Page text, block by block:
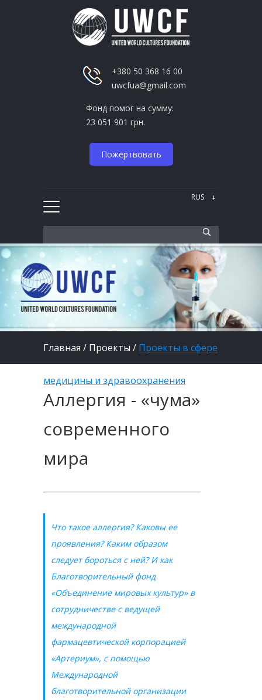
+380 50 368 16 00
uwcfua@gmail.com
Фонд помог на сумму:
23 051 901 грн.
Пожертвовать
Главная / Проекты / Проекты в сфере
медицины и здравоохранения
Аллергия - «чума»
современного
мира
Что такое аллергия? Каковы ее
проявления? Каким образом
следует бороться с ней? И как
Благотворительный фонд
«Объединение мировых культур» в
сотрудничестве с ведущей
международной
фармацевтической корпорацией
«Артериум», с помощью
Международной
благотворительной организации